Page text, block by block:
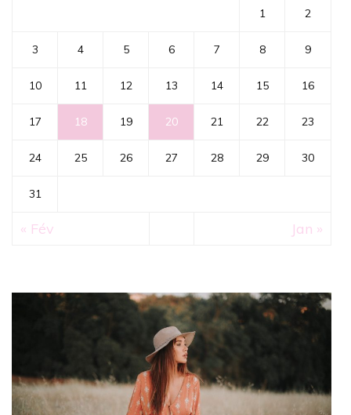
1 2
3 4 5 6 7 8 9
10 11 12 13 14 15 16
17 18 19 20 21 22 23
24 25 26 27 28 29 30
31
« Fév Jan »